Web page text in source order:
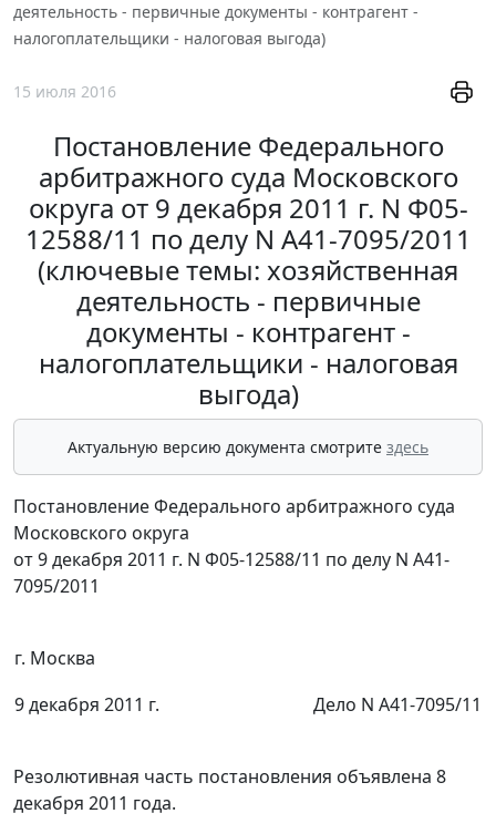
деятельность - первичные документы - контрагент -
налогоплательщики - налоговая выгода)
15 июля 2016
Постановление Федерального
арбитражного суда Московского
округа от 9 декабря 2011 г. N Ф05-
12588/11 по делу N А41-7095/2011
(ключевые темы: хозяйственная
деятельность - первичные
документы - контрагент -
налогоплательщики - налоговая
выгода)
Актуальную версию документа смотрите здесь
Постановление Федерального арбитражного суда
Московского округа
от 9 декабря 2011 г. N Ф05-12588/11 по делу N А41-
7095/2011
г. Москва
9 декабря 2011 г.
Дело N А41-7095/11
Резолютивная часть постановления объявлена 8
декабря 2011 года.